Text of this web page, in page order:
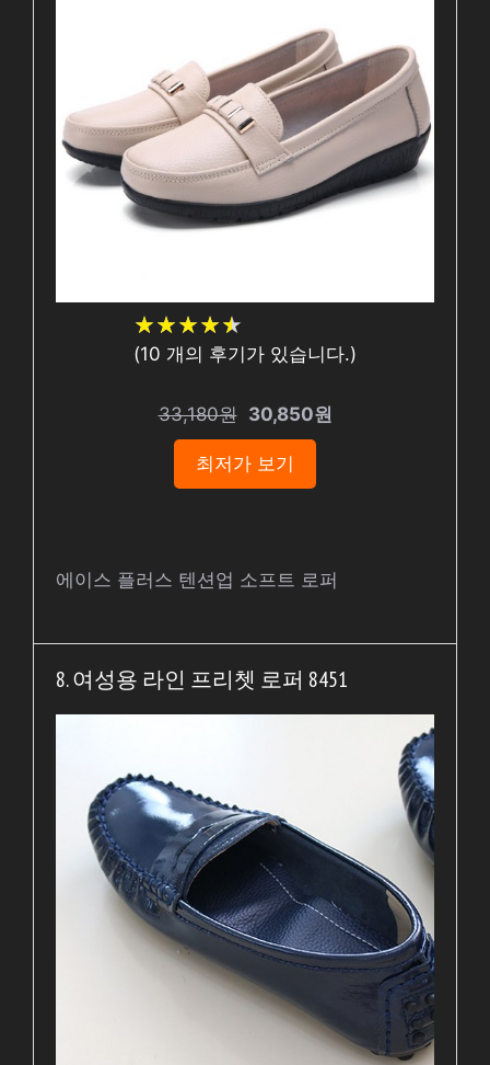
★★★★★
★★★★★
(10 개의 후기가 있습니다.)
33,180원 30,850원
최저가 보기
에이스 플러스 텐션업 소프트 로퍼
8. 여성용 라인 프리쳇 로퍼 8451